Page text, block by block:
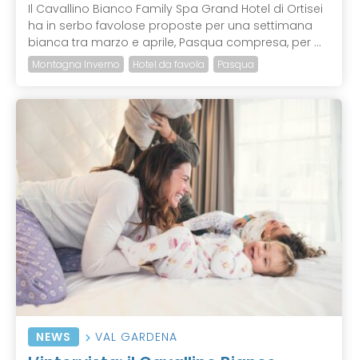
Il Cavallino Bianco Family Spa Grand Hotel di Ortisei
ha in serbo favolose proposte per una settimana
bianca tra marzo e aprile, Pasqua compresa, per ...
Montagna Inverno Hotel da favola Pasqua
NEWS VAL GARDENA